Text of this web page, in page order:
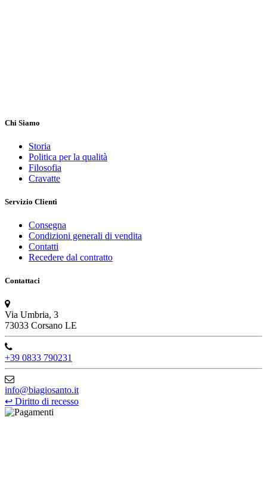
Chi Siamo
Storia
Politica per la qualità
Filosofia
Cravatte
Servizio Clienti
Consegna
Condizioni generali di vendita
Contatti
Recedere dal contratto
Contattaci
Via Umbria, 3
73033 Corsano LE
+39 0833 790231
info@biagiosanto.it
↩ Diritto di recesso